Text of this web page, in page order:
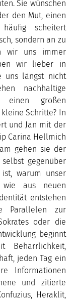
Sie wünschen
den Mut, einen
scheitert
sondern an zu
wir uns immer
wir lieber in
uns längst nicht
nachhaltige
einen großen
Schritte? In
und Jan mit der
Carina Hellmich
gehen sie der
gegenüber
warum unser
aus neuen
entstehen
Parallelen zur
oder die
beginnt
Beharrlichkeit,
jeden Tag ein
Informationen
und zitierte
Heraklit,